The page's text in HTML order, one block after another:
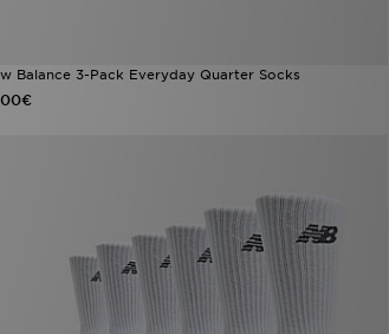
Balance 3-Pack Everyday Quarter Socks